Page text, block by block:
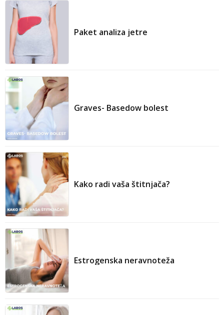
Paket analiza jetre
Graves- Basedow bolest
Kako radi vaša štitnjača?
Estrogenska neravnoteža